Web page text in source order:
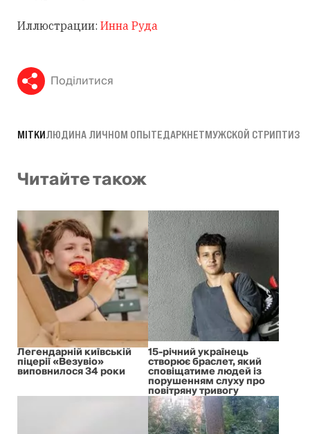
Иллюстрации: Инна Руда
Поділитися
МІТКИЛЮДИНА ЛИЧНОМ ОПЫТЕДАРКНЕТМУЖСКОЙ СТРИПТИЗ
Читайте також
Легендарній київській
піцерії «Везувіо»
виповнилося 34 роки
15-річний українець
створює браслет, який
сповіщатиме людей із
порушенням слуху про
повітряну тривогу